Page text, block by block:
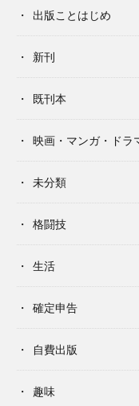
出版ことはじめ
新刊
既刊本
映画・マンガ・ドラ
未分類
格闘技
生活
確定申告
自費出版
趣味